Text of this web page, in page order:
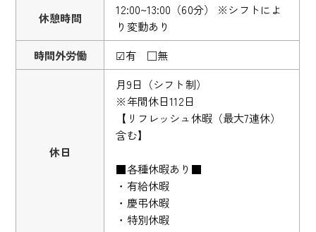
休憩時間
12:00~13:00（60分） ※シフトによ
り変動あり
時間外労働
☑有 □無
休日
月9日（シフト制）
※年間休日112日
【リフレッシュ休暇（最大7連休）
含む】
■各種休暇あり■
・有給休暇
・慶弔休暇
・特別休暇